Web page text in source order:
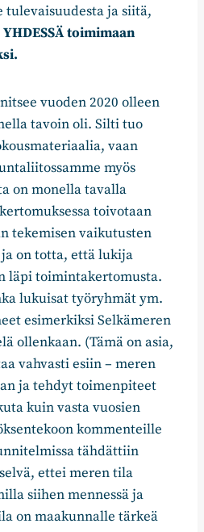
ja siitä,
YHDESSÄ toimimaan
vuoden 2020 olleen
tavoin oli. Silti tuo
vaan
myös
on monella tavalla
toivotaan
tekemisen vaikutusten
on totta, että lukija
läpi toimintakertomusta.
lukuisat työryhmät ym.
esimerkiksi Selkämeren
ollenkaan. (Tämä on asia,
vahvasti esiin – meren
ja tehdyt toimenpiteet
kuin vasta vuosien
kommenteille
tähdättiin
ettei meren tila
siihen mennessä ja
on maakunnalle tärkeä